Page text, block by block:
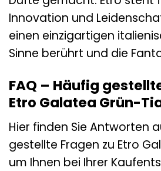
Innovation und
einen einzigartigen
Sinne berührt und die
FAQ – Häufig
Etro Galatea Grün-
Hier finden Sie Antworten
gestellte Fragen zu Etro
um Ihnen bei Ihrer